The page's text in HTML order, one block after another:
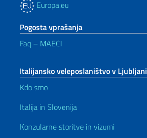
Europa.eu
Pogosta vprašanja
Faq – MAECI
Italijansko veleposlaništvo v Ljubljani
Kdo smo
Italija in Slovenija
Konzularne storitve in vizumi